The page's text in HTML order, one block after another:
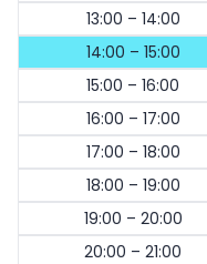
13:00 – 14:00
14:00 – 15:00
15:00 – 16:00
16:00 – 17:00
17:00 – 18:00
18:00 – 19:00
19:00 – 20:00
20:00 – 21:00